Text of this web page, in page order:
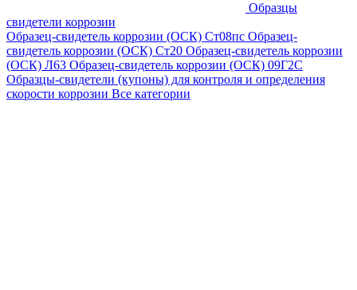
Образцы
свидетели коррозии
Образец-свидетель коррозии (ОСК) Ст08пс Образец-
свидетель коррозии (ОСК) Ст20 Образец-свидетель коррозии
(ОСК) Л63 Образец-свидетель коррозии (ОСК) 09Г2С
Образцы-свидетели (купоны) для контроля и определения
скорости коррозии Все категории